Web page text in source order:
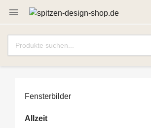

Fensterbilder
Allzeit